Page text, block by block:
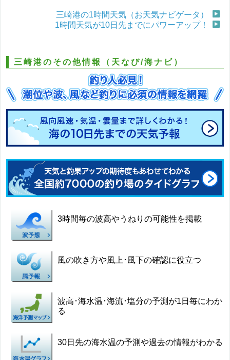
三崎港の1時間天気（お天気ナビゲータ）
1時間天気が10日先までにパワーアップ！
三崎港のその他情報（天なび/海ナビ）
3時間毎の波高やうねりの可能性を掲載
風の吹き方や風上･風下の確認に役立つ
波高･海水温･海流･塩分の予測が1日毎にわか
る
30日先の海水温の予測や過去の情報がわかる